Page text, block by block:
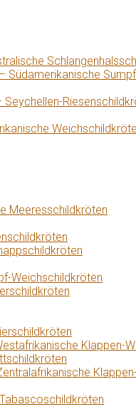
Südamerikanische
Meeresschildkröten
Weichschildkröten
Klappen-